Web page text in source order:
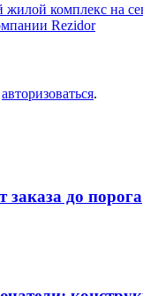
комплекс на
Rezidor
авторизоваться.
заказа до порога